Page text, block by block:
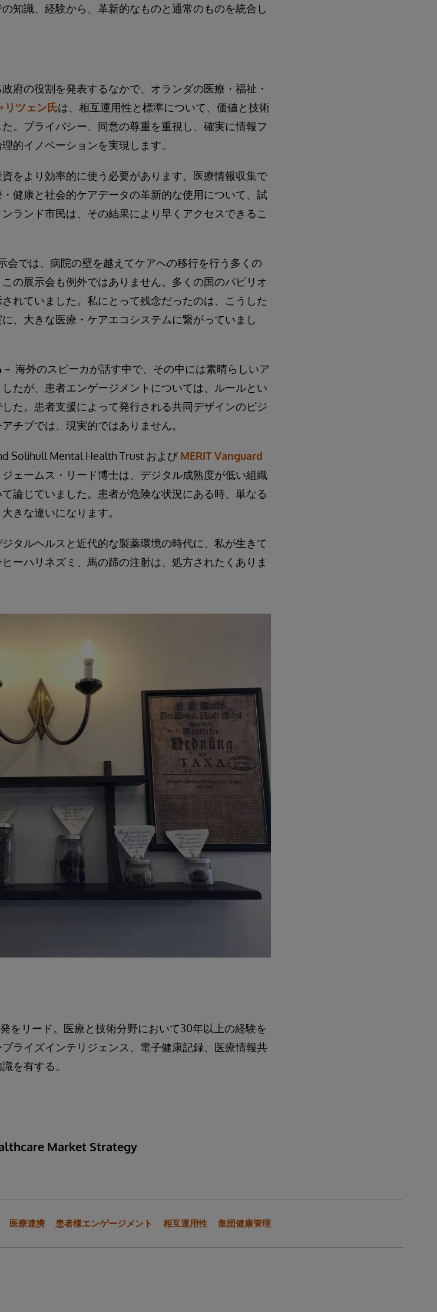
知識、経験から、革新的なものと通常のものを統合し
の役割を発表するなかで、オランダの医療・福祉・
リツェン氏は、相互運用性と標準について、価値と技術
。プライバシー、同意の尊重を重視し、確実に情報フ
的イノベーションを実現します。
より効率的に使う必要があります。医療情報収集で
健康と社会的ケアデータの革新的な使用について、試
ランド市民は、その結果により早くアクセスできるこ
会では、病院の壁を越えてケアへの移行を行う多くの
の展示会も例外ではありません。多くの国のパビリオ
れていました。私にとって残念だったのは、こうした
、大きな医療・ケアエコシステムに繋がっていまし
－ 海外のスピーカが話す中で、その中には素晴らしいア
たが、患者エンゲージメントについては、ルールとい
た。患者支援によって発行される共同デザインのビジ
チブでは、現実的ではありません。
Solihull Mental Health Trust および MERIT Vanguard
ェームス・リード博士は、デジタル成熟度が低い組織
論じていました。患者が危険な状況にある時、単なる
きな違いになります。
タルヘルスと近代的な製薬環境の時代に、私が生きて
ーハリネズミ、馬の蹄の注射は、処方されたくありま
をリード。医療と技術分野において30年以上の経験を
ライズインテリジェンス、電子健康記録、医療情報共
を有する。
Market Strategy
医療連携 患者様エンゲージメント 相互運用性 集団健康管理